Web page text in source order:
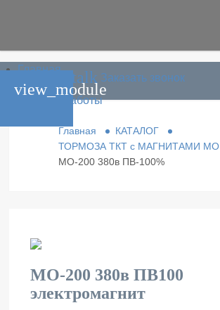
phone_in_talk Заказать звонок
Главная
Каталог
Условия работы
Главная
КАТАЛОГ
ТОРМОЗА ТКТ с МАГНИТАМИ МО
МО-200 380в ПВ-100%
МО-200 380в ПВ100
электромагнит
view_module